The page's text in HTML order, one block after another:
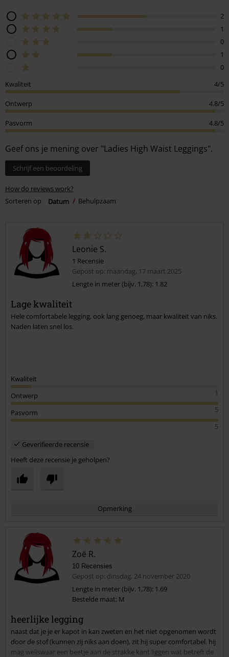
2
1
0
1
0
Kwaliteit
4/5
Ontwerp 4.8/5
Pasvorm 4.8/5
Geef ons je mening over "Ladies High Waist Leggings".
Schrijf een beoordeling
How do reviews work?
Sorteren op
Datum Behulpzaam
Leonie S.
1 Recensie
Gepost op: maandag, 17 maart 2025
Lengte in meter (bijv. 1,78): 1.82
Lage kwaliteit
Hele comfortabele legging, ook lang genoeg, maar kwaliteit van niks.
Naden laten snel los.
Kwaliteit
1
Ontwerp
5
Pasvorm
5
Geverifieerde recensie
Heeft deze recensie je geholpen?
Opmerking
Commentaar versturen
Zoë R.
10 Recensies
Gepost op: dinsdag, 24 november 2020
Lengte in meter (bijv. 1,78): 1.69
Bestelde maat: M
heerlijke legging
naast dat je je er kapot in kan zweten en het niet opgenomen wordt
door de stof (kunnen zij niks aan doen), zit hij super comfortabel. hij
mag weliswaar een beetje aan de strakke kant liggen wat betreft de